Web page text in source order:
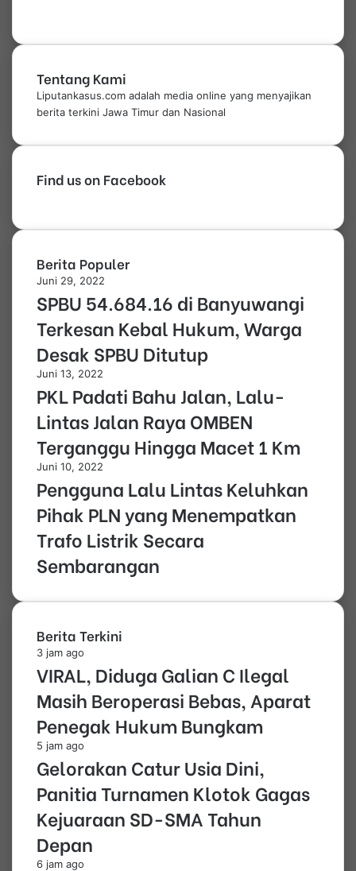
Tentang Kami
Liputankasus.com adalah media online yang menyajikan
berita terkini Jawa Timur dan Nasional
Find us on Facebook
Berita Populer
Juni 29, 2022
SPBU 54.684.16 di Banyuwangi
Terkesan Kebal Hukum, Warga
Desak SPBU Ditutup
Juni 13, 2022
PKL Padati Bahu Jalan, Lalu-
Lintas Jalan Raya OMBEN
Terganggu Hingga Macet 1 Km
Juni 10, 2022
Pengguna Lalu Lintas Keluhkan
Pihak PLN yang Menempatkan
Trafo Listrik Secara
Sembarangan
Berita Terkini
3 jam ago
VIRAL, Diduga Galian C Ilegal
Masih Beroperasi Bebas, Aparat
Penegak Hukum Bungkam
5 jam ago
Gelorakan Catur Usia Dini,
Panitia Turnamen Klotok Gagas
Kejuaraan SD-SMA Tahun
Depan
6 jam ago